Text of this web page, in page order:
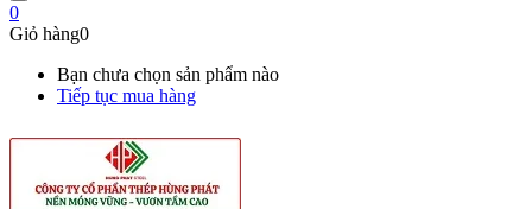
0
Giỏ hàng0
Bạn chưa chọn sản phẩm nào
Tiếp tục mua hàng